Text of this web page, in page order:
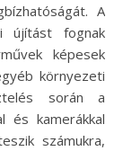
A
újítást fognak
képesek
környezeti
során a
és kamerákkal
számukra,